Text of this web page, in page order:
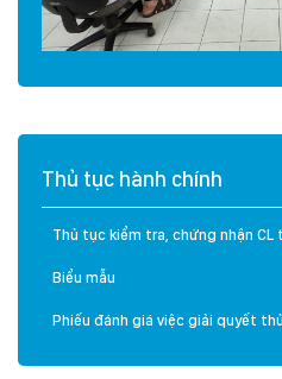
Thủ tục hành chính
Thủ tục kiểm tra, chứng nhận CL
Biểu mẫu
Phiếu đánh giá việc giải quyết